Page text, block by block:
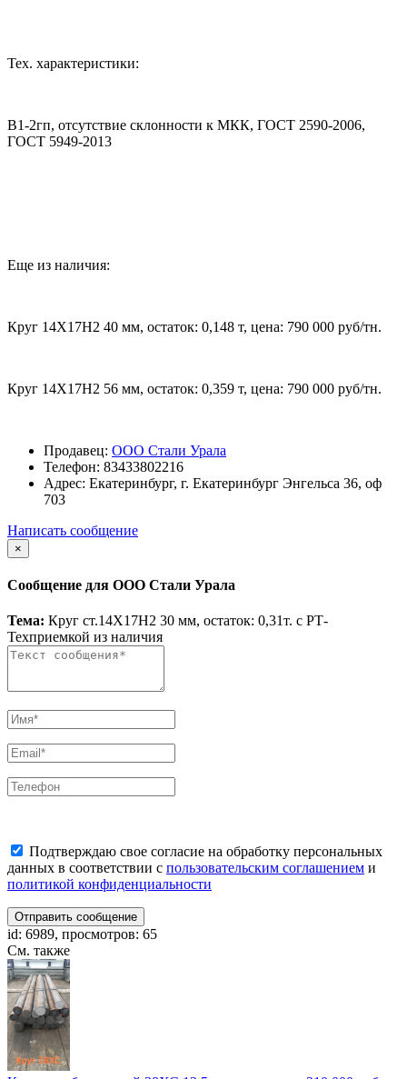
Тех. характеристики:
В1-2гп, отсутствие склонности к МКК, ГОСТ 2590-2006,
ГОСТ 5949-2013
Еще из наличия:
Круг 14Х17Н2 40 мм, остаток: 0,148 т, цена: 790 000 руб/тн.
Круг 14Х17Н2 56 мм, остаток: 0,359 т, цена: 790 000 руб/тн.
Продавец: ООО Стали Урала
Телефон: 83433802216
Адрес: Екатеринбург, г. Екатеринбург Энгельса 36, оф
703
Написать сообщение
×
Сообщение для ООО Стали Урала
Тема: Круг ст.14Х17Н2 30 мм, остаток: 0,31т. с РТ-
Техприемкой из наличия
Подтверждаю свое согласие на обработку персональных
данных в соответствии с пользовательским соглашением и
политикой конфиденциальности
Отправить сообщение
id: 6989, просмотров: 65
См. также